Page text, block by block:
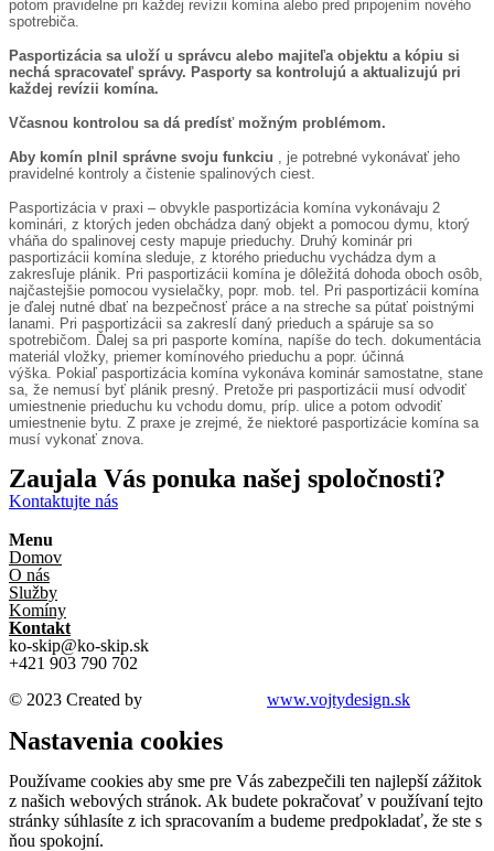
potom pravidelne pri každej revízii komína alebo pred pripojením nového
spotrebiča.
Pasportizácia sa uloží u správcu alebo majiteľa objektu a kópiu si
nechá spracovateľ správy. Pasporty sa kontrolujú a aktualizujú pri
každej revízii komína.
Včasnou kontrolou sa dá predísť možným problémom.
Aby komín plnil správne svoju funkciu , je potrebné vykonávať jeho
pravidelné kontroly a čistenie spalinových ciest.
Pasportizácia v praxi – obvykle pasportizácia komína vykonávaju 2
kominári, z ktorých jeden obchádza daný objekt a pomocou dymu, ktorý
vháňa do spalinovej cesty mapuje prieduchy. Druhý kominár pri
pasportizácii komína sleduje, z ktorého prieduchu vychádza dym a
zakresľuje plánik. Pri pasportizácii komína je dôležitá dohoda oboch osôb,
najčastejšie pomocou vysielačky, popr. mob. tel. Pri pasportizácii komína
je ďalej nutné dbať na bezpečnosť práce a na streche sa pútať poistnými
lanami. Pri pasportizácii sa zakreslí daný prieduch a spáruje sa so
spotrebičom. Ďalej sa pri pasporte komína, napíše do tech. dokumentácia
materiál vložky, priemer komínového prieduchu a popr. účinná
výška. Pokiaľ pasportizácia komína vykonáva kominár samostatne, stane
sa, že nemusí byť plánik presný. Pretože pri pasportizácii musí odvodiť
umiestnenie prieduchu ku vchodu domu, príp. ulice a potom odvodiť
umiestnenie bytu. Z praxe je zrejmé, že niektoré pasportizácie komína sa
musí vykonať znova.
Zaujala Vás ponuka našej spoločnosti?
Kontaktujte nás
Menu
Domov
O nás
Služby
Komíny
Kontakt
ko-skip@ko-skip.sk
+421 903 790 702
© 2023 Created by
www.vojtydesign.sk
Nastavenia cookies
Používame cookies aby sme pre Vás zabezpečili ten najlepší zážitok
z našich webových stránok. Ak budete pokračovať v používaní tejto
stránky súhlasíte z ich spracovaním a budeme predpokladať, že ste s
ňou spokojní.